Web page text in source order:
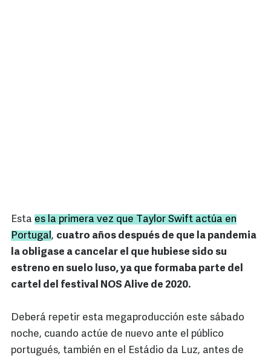
Esta es la primera vez que Taylor Swift actúa en
Portugal, cuatro años después de que la pandemia
la obligase a cancelar el que hubiese sido su
estreno en suelo luso, ya que formaba parte del
cartel del festival NOS Alive de 2020.
Deberá repetir esta megaproducción este sábado
noche, cuando actúe de nuevo ante el público
portugués, también en el Estádio da Luz, antes de